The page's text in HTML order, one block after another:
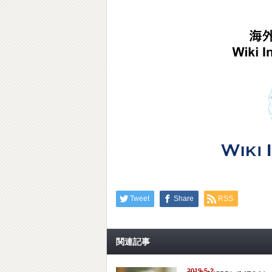
Tweet Share RSS
関連記事